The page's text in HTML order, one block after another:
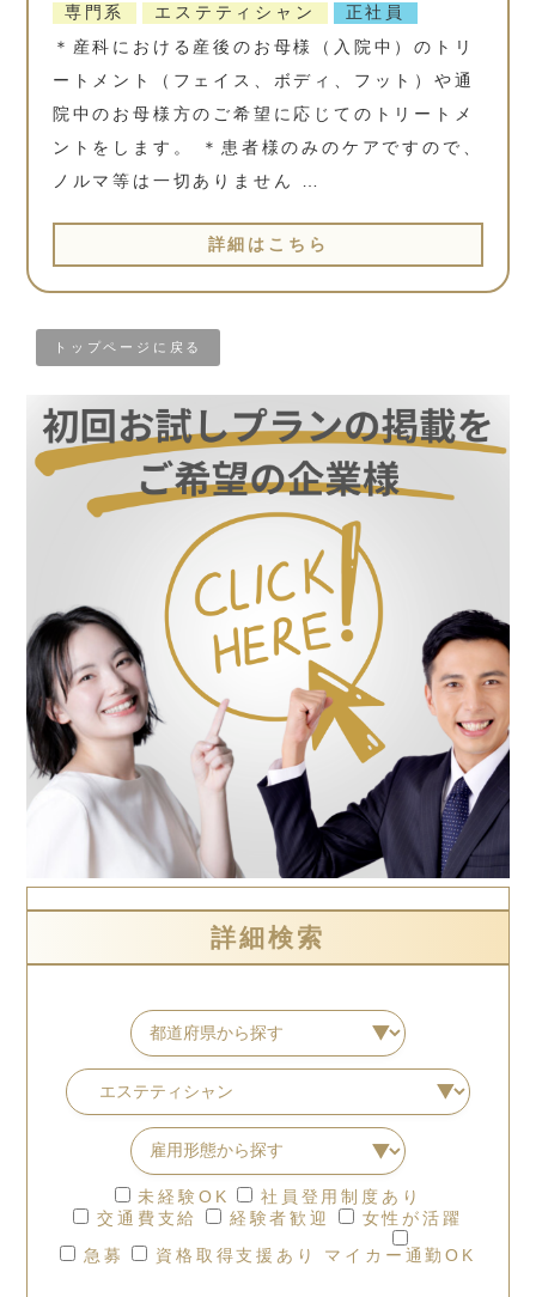
詳細検索
未経験OK
社員登用制度あり
交通費支給
経験者歓迎
女性が活躍
急募
資格取得支援あり マイカー通勤OK
専門系
エステティシャン
正社員
＊産科における産後のお母様（入院中）のトリ
ートメント（フェイス、ボディ、フット）や通
院中のお母様方のご希望に応じてのトリートメ
ントをします。 ＊患者様のみのケアですので、
ノルマ等は一切ありません …
詳細はこちら
トップページに戻る